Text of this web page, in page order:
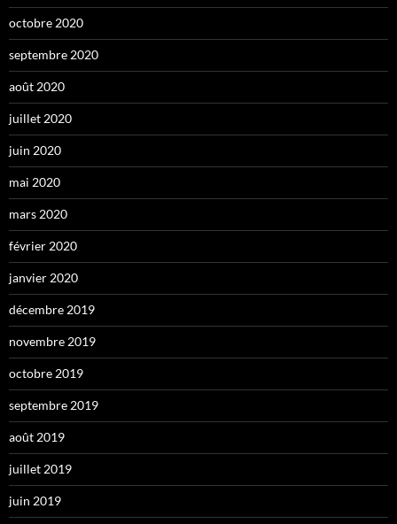
octobre 2020
septembre 2020
août 2020
juillet 2020
juin 2020
mai 2020
mars 2020
février 2020
janvier 2020
décembre 2019
novembre 2019
octobre 2019
septembre 2019
août 2019
juillet 2019
juin 2019